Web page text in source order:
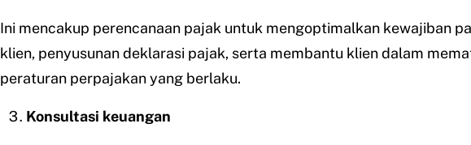
Ini mencakup perencanaan pajak untuk mengoptimalkan kewajiban
klien, penyusunan deklarasi pajak, serta membantu klien dalam
peraturan perpajakan yang berlaku.
Konsultasi keuangan